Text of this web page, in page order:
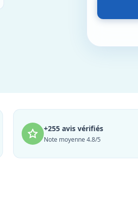
+255 avis vérifiés
Note moyenne 4.8/5